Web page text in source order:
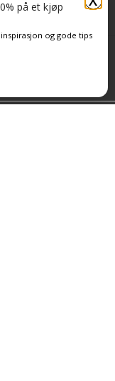
på et kjøp
og gode tips